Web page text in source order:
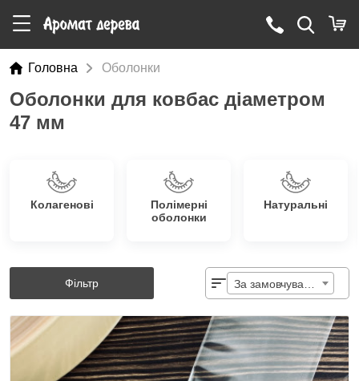
Головна Оболонки
Оболонки для ковбас діаметром
47 мм
Колагенові
Полімерні
оболонки
Натуральні
Фільтр